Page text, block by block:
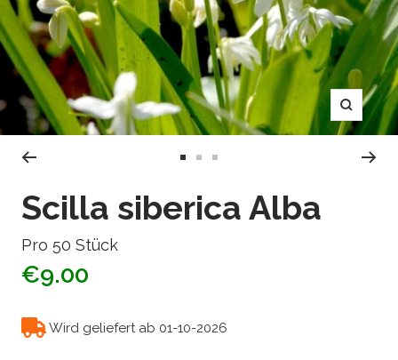
Zoom
1
3
Scilla siberica Alba
Pro 50 Stück
€9.00
Wird geliefert ab 01-10-2026